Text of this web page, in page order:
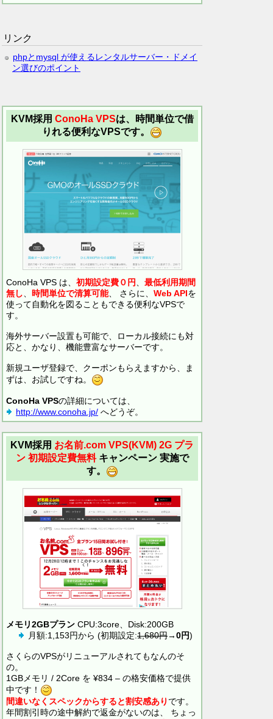
リンク
phpとmysql が使えるレンタルサーバー・ドメイ
ン選びのポイント
KVM採用 ConoHa VPSは、時間単位で借
りれる便利なVPSです。
ConoHa VPS は、 初期設定費０円、 最低利用期間
無し、 時間単位で清算可能、 さらに、 Web APIを
使って自動化を図ることもできる便利なVPSで
す。
海外サーバー設置も可能で、ローカル接続にも対
応と、かなり、機能豊富なサーバーです。
新規ユーザ登録で、クーポンもらえますから、ま
ずは、お試しですね。
ConoHa VPSの詳細については、
http://www.conoha.jp/ へどうぞ。
KVM採用 お名前.com VPS(KVM) 2G プラ
ン 初期設定費無料 キャンペーン 実施で
す。
メモリ2GBプラン CPU:3core、Disk:200GB
月額:1,153円から (初期設定:1,680円→0円)
さくらのVPSがリニューアルされてもなんのそ
の。
1GBメモリ / 2Core を ¥834 – の格安価格で提供
中です！
間違いなくスペックからすると割安感あり です。
年間割引時の途中解約で返金がないのは、 ちょっ